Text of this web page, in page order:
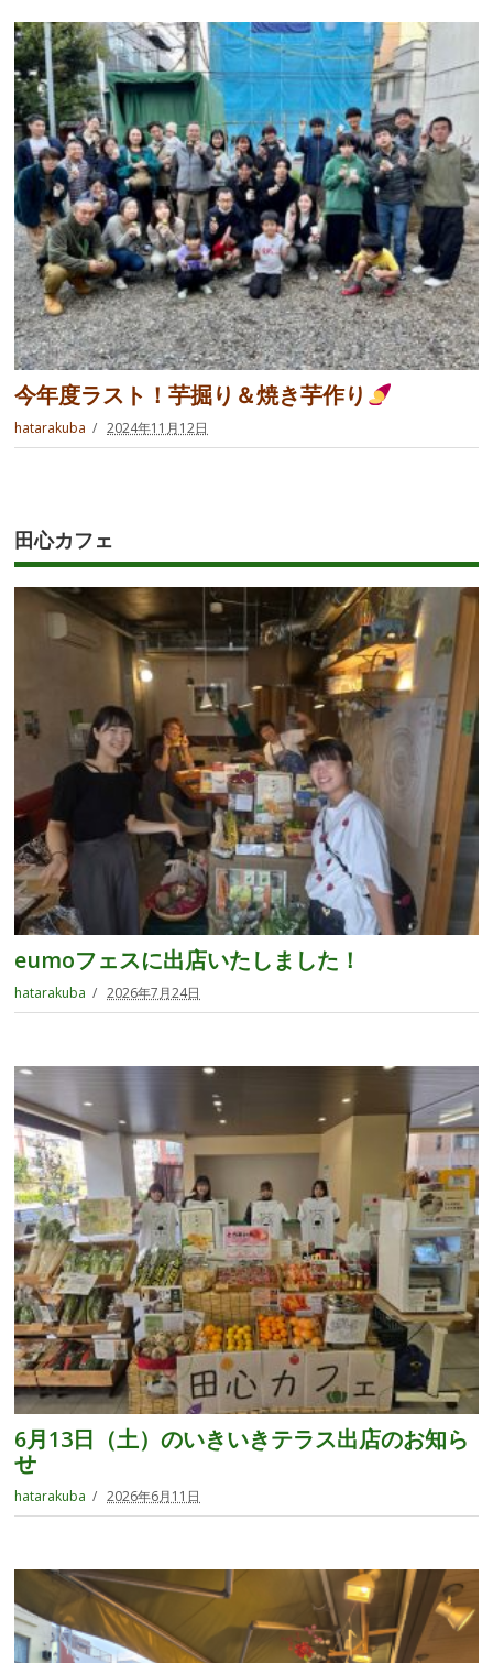
今年度ラスト！芋掘り＆焼き芋作り
hatarakuba 2024年11月12日
田心カフェ
eumoフェスに出店いたしました！
hatarakuba 2026年7月24日
6月13日（土）のいきいきテラス出店のお知ら
せ
hatarakuba 2026年6月11日